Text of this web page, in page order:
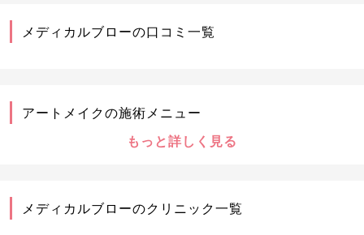
メディカルブローの口コミ一覧
アートメイクの施術メニュー
もっと詳しく見る
メディカルブローのクリニック一覧